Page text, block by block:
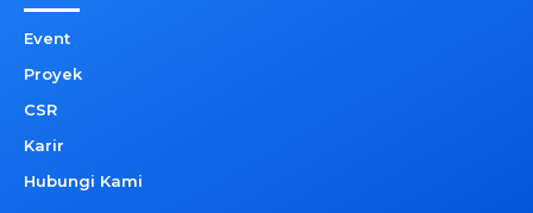
Event
Proyek
CSR
Karir
Hubungi Kami